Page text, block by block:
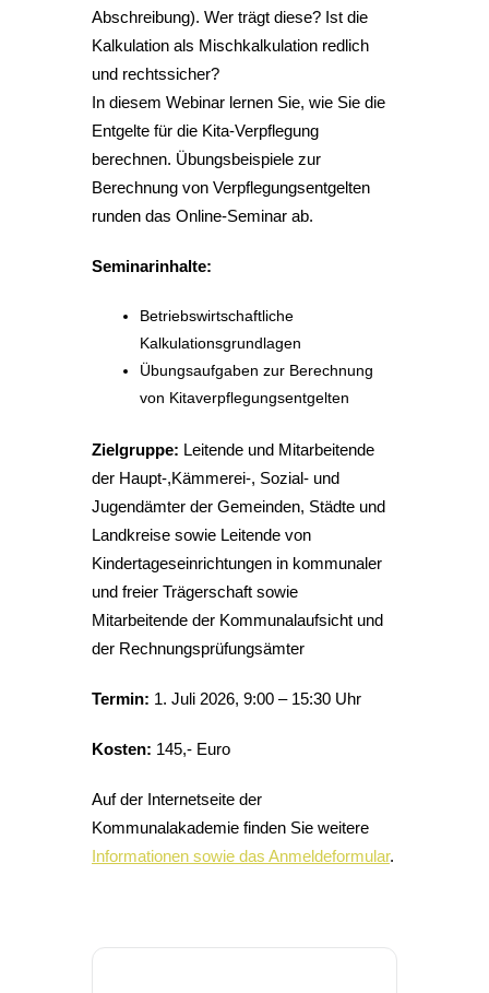
Abschreibung). Wer trägt diese? Ist die
Kalkulation als Mischkalkulation redlich
und rechtssicher?
In diesem Webinar lernen Sie, wie Sie die
Entgelte für die Kita-Verpflegung
berechnen. Übungsbeispiele zur
Berechnung von Verpflegungsentgelten
runden das Online-Seminar ab.
Seminarinhalte:
Betriebswirtschaftliche
Kalkulationsgrundlagen
Übungsaufgaben zur Berechnung
von Kitaverpflegungsentgelten
Zielgruppe: Leitende und Mitarbeitende
der Haupt-,Kämmerei-, Sozial- und
Jugendämter der Gemeinden, Städte und
Landkreise sowie Leitende von
Kindertageseinrichtungen in kommunaler
und freier Trägerschaft sowie
Mitarbeitende der Kommunalaufsicht und
der Rechnungsprüfungsämter
Termin: 1. Juli 2026, 9:00 – 15:30 Uhr
Kosten: 145,- Euro
Auf der Internetseite der
Kommunalakademie finden Sie weitere
Informationen sowie das Anmeldeformular.